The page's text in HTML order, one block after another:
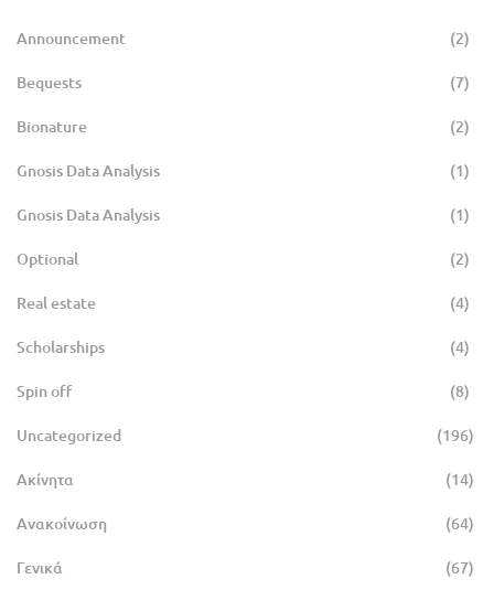
Announcement (2)
Bequests (7)
Bionature (2)
Gnosis Data Analysis (1)
Gnosis Data Analysis (1)
Optional (2)
Real estate (4)
Scholarships (4)
Spin off (8)
Uncategorized (196)
Ακίνητα (14)
Ανακοίνωση (64)
Γενικά (67)